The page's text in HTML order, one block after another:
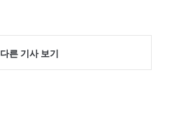
다른 기사 보기